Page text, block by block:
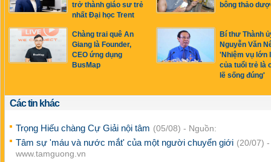
trở thành giáo sư trẻ
nhất Đại học Trent
bông thảo
Chàng trai quê An
Giang là Founder,
CEO ứng dụng
BusMap
Bí thư Thành
Nguyễn Văn
'Nhiệm vụ lớn
của tuổi trẻ là
lẽ sống đúng'
Các tin khác
Trọng Hiếu chàng Cự Giải nội tâm (05/08) - Nguồn:
Tâm sự 'máu và nước mắt' của một người chuyển giới (20/07)
www.tamguong.vn